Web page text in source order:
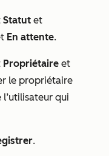
Statut et
En attente.
Propriétaire et
le propriétaire
qui
.